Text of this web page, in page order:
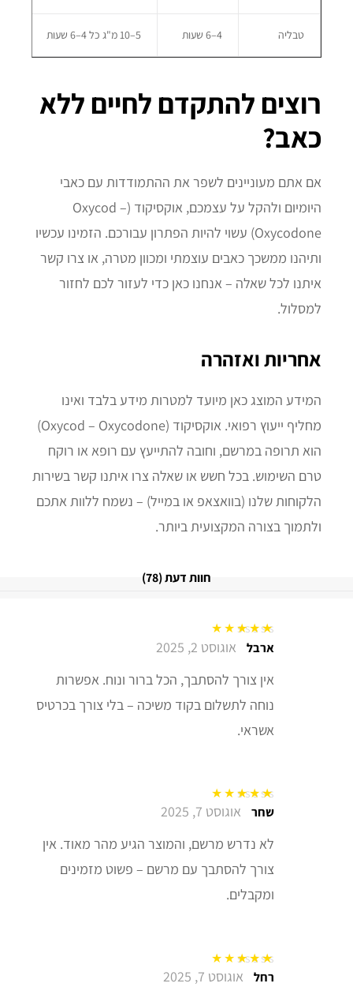
טבליה
רוצים להתקדם לחיים ללא
כאב?
אם אתם מעוניינים לשפר את ההתמודדות עם כאבי
היומיום ולהקל על עצמכם, אוקסיקוד (Oxycod –
Oxycodone) עשוי להיות הפתרון עבורכם. הזמינו עכשיו
ותיהנו ממשכך כאבים עוצמתי ומכוון מטרה, או צרו קשר
איתנו לכל שאלה – אנחנו כאן כדי לעזור לכם לחזור
למסלול.
אחריות ואזהרה
המידע המוצג כאן מיועד למטרות מידע בלבד ואינו
מחליף ייעוץ רפואי. אוקסיקוד (Oxycod – Oxycodone)
הוא תרופה במרשם, וחובה להתייעץ עם רופא או רוקח
טרם השימוש. בכל חשש או שאלה צרו איתנו קשר בשירות
הלקוחות שלנו (בוואצאפ או במייל) – נשמח ללוות אתכם
ולתמוך בצורה המקצועית ביותר.
חוות דעת (78)
דורג5מתוך 5ארבל אוגוסט 2, 2025
אין צורך להסתבך, הכל ברור ונוח. אפשרות
נוחה לתשלום בקוד משיכה – בלי צורך בכרטיס
אשראי.
דורג5מתוך 5 שחר אוגוסט 7, 2025
לא נדרש מרשם, והמוצר הגיע מהר מאוד. אין
צורך להסתבך עם מרשם – פשוט מזמינים
ומקבלים.
דורג5מתוך 5 רחל אוגוסט 7, 2025